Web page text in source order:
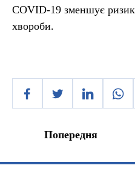
COVID-19 зменшує ризик
хвороби.
Попередня